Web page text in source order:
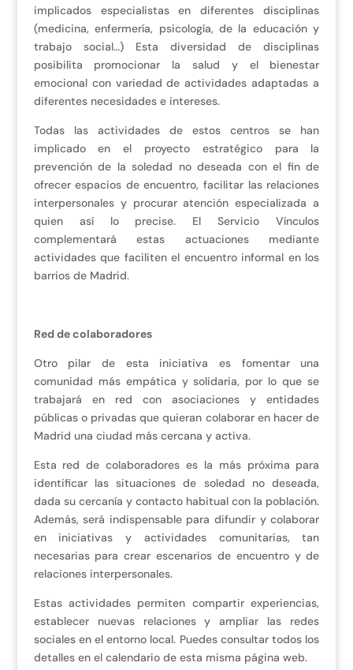
implicados especialistas en diferentes disciplinas
(medicina, enfermería, psicología, de la educación y
trabajo social…) Esta diversidad de disciplinas
posibilita promocionar la salud y el bienestar
emocional con variedad de actividades adaptadas a
diferentes necesidades e intereses.
Todas las actividades de estos centros se han
implicado en el proyecto estratégico para la
prevención de la soledad no deseada con el fin de
ofrecer espacios de encuentro, facilitar las relaciones
interpersonales y procurar atención especializada a
quien así lo precise. El Servicio Vínculos
complementará estas actuaciones mediante
actividades que faciliten el encuentro informal en los
barrios de Madrid.
Red de colaboradores
Otro pilar de esta iniciativa es fomentar una
comunidad más empática y solidaria, por lo que se
trabajará en red con asociaciones y entidades
públicas o privadas que quieran colaborar en hacer de
Madrid una ciudad más cercana y activa.
Esta red de colaboradores es la más próxima para
identificar las situaciones de soledad no deseada,
dada su cercanía y contacto habitual con la población.
Además, será indispensable para difundir y colaborar
en iniciativas y actividades comunitarias, tan
necesarias para crear escenarios de encuentro y de
relaciones interpersonales.
Estas actividades permiten compartir experiencias,
establecer nuevas relaciones y ampliar las redes
sociales en el entorno local. Puedes consultar todos los
detalles en el calendario de esta misma página web.